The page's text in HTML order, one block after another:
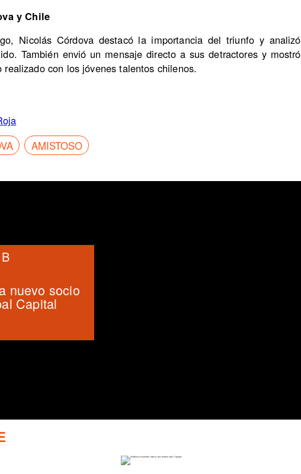
y Chile
Nicolás Córdova destacó la importancia del triunfo y analizó
También envió un mensaje directo a sus detractores y mostró
realizado con los jóvenes talentos chilenos.
AMISTOSO
nuevo socio
Capital